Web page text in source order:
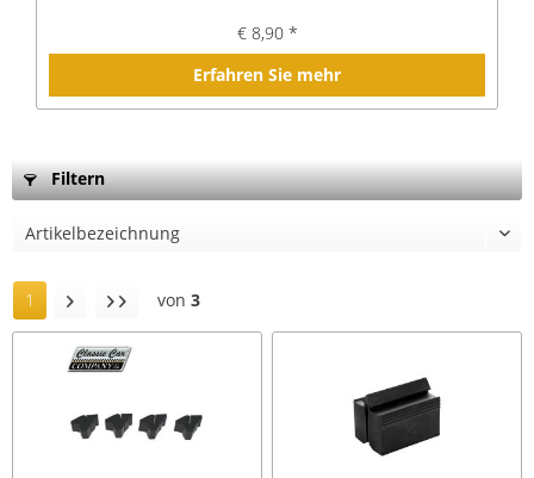
€ 8,90 *
Erfahren Sie mehr
Filtern
1 von 3